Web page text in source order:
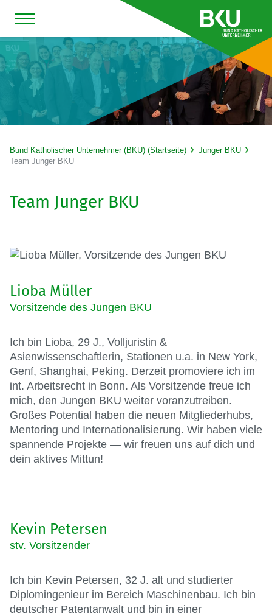
Bund Katholischer Unternehmer (BKU) (Startseite)
Junger BKU
Team Junger BKU
Team Junger BKU
Lioba Müller
Vorsitzende des Jungen BKU
Ich bin Lioba, 29 J., Volljuristin &
Asienwissenschaftlerin, Stationen u.a. in New York,
Genf, Shanghai, Peking. Derzeit promoviere ich im
int. Arbeitsrecht in Bonn. Als Vorsitzende freue ich
mich, den Jungen BKU weiter voranzutreiben.
Großes Potential haben die neuen Mitgliederhubs,
Mentoring und Internationalisierung. Wir haben viele
spannende Projekte — wir freuen uns auf dich und
dein aktives Mittun!
Kevin Petersen
stv. Vorsitzender
Ich bin Kevin Petersen, 32 J. alt und studierter
Diplomingenieur im Bereich Maschinenbau. Ich bin
deutscher Patentanwalt und bin in einer